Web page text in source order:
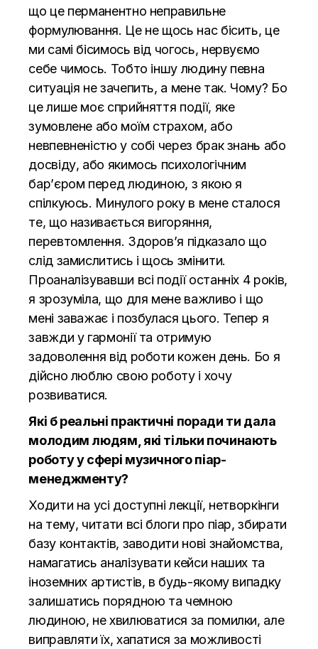
що це перманентно неправильне
формулювання. Це не щось нас бісить, це
ми самі бісимось від чогось, нервуємо
себе чимось. Тобто іншу людину певна
ситуація не зачепить, а мене так. Чому? Бо
це лише моє сприйняття події, яке
зумовлене або моїм страхом, або
невпевненістю у собі через брак знань або
досвіду, або якимось психологічним
бар’єром перед людиною, з якою я
спілкуюсь. Минулого року в мене сталося
те, що називається вигоряння,
перевтомлення. Здоров’я підказало що
слід замислитись і щось змінити.
Проаналізувавши всі події останніх 4 років,
я зрозуміла, що для мене важливо і що
мені заважає і позбулася цього. Тепер я
завжди у гармонії та отримую
задоволення від роботи кожен день. Бо я
дійсно люблю свою роботу і хочу
розвиватися.
Які б реальні практичні поради ти дала
молодим людям, які тільки починають
роботу у сфері музичного піар-
менеджменту?
Ходити на усі доступні лекції, нетворкінги
на тему, читати всі блоги про піар, збирати
базу контактів, заводити нові знайомства,
намагатись аналізувати кейси наших та
іноземних артистів, в будь-якому випадку
залишатись порядною та чемною
людиною, не хвилюватися за помилки, але
виправляти їх, хапатися за можливості